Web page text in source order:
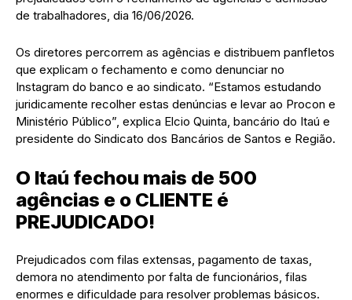
de trabalhadores, dia 16/06/2026.
Os diretores percorrem as agências e distribuem panfletos
que explicam o fechamento e como denunciar no
Instagram do banco e ao sindicato. “Estamos estudando
juridicamente recolher estas denúncias e levar ao Procon e
Ministério Público”, explica Elcio Quinta, bancário do Itaú e
presidente do Sindicato dos Bancários de Santos e Região.
O Itaú fechou mais de 500
agências e o CLIENTE é
PREJUDICADO!
Prejudi­cados com filas extensas, pagamento de taxas,
demora no atendimento por falta de funcionários, filas
enormes e dificuldade para resolver problemas básicos.